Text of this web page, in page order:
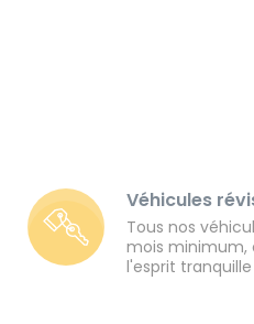
Véhicules
Tous nos
mois minimum,
l'esprit tranquille